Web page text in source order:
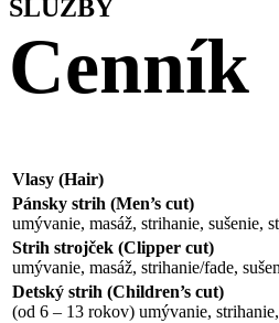
SLUŽBY
Cenník
Vlasy (Hair)
Pánsky strih (Men’s cut)
umývanie, masáž, strihanie, sušenie,
Strih strojček (Clipper cut)
umývanie, masáž, strihanie/fade,
Detský strih (Children’s cut)
(od 6 – 13 rokov) umývanie,